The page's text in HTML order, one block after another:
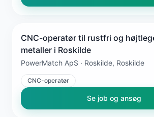
CNC-operatør til rustfri og
metaller i Roskilde
PowerMatch ApS · Roskilde, Roskilde
CNC-operatør
Se job og ansøg